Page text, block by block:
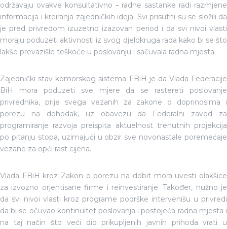
održavaju ovakve konsultativno – radne sastanke radi razmjene
informacija i kreiranja zajedničkih ideja. Svi prisutni su se složili da
je pred privredom izuzetno izazovan period i da svi nivoi vlasti
moraju poduzeti aktivnosti iz svog djelokruga rada kako bi se što
lakše prevazišle teškoće u poslovanju i sačuvala radna mjesta.
Zajednički stav komorskog sistema FBiH je da Vlada Federacije
BiH mora poduzeti sve mjere da se rastereti poslovanje
privrednika, prije svega vezanih za zakone o doprinosima i
porezu na dohodak, uz obavezu da Federalni zavod za
programiranje razvoja preispita aktuelnost trenutnih projekcija
po pitanju stopa, uzimajući u obzir sve novonastale poremećaje
vezane za opći rast cijena.
Vlada FBiH kroz Zakon o porezu na dobit mora uvesti olakšice
za izvozno orjentisane firme i reinvestiranje. Također, nužno je
da svi nivoi vlasti kroz programe podrške intervenišu u privredi
da bi se očuvao kontinuitet poslovanja i postojeća radna mjesta i
na taj način što veći dio prikupljenih javnih prihoda vrati u